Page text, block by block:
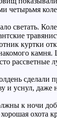
четырьмя
светать.
куртки
камня.
рассветные
сделали
и уснул, даже
к ночи
охота